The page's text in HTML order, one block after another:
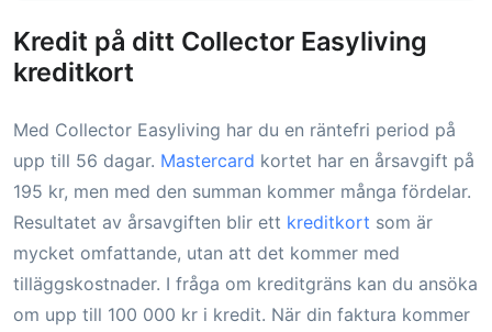
Kredit på ditt Collector Easyliving
kreditkort
Med Collector Easyliving har du en räntefri period på
upp till 56 dagar. Mastercard kortet har en årsavgift på
195 kr, men med den summan kommer många fördelar.
Resultatet av årsavgiften blir ett kreditkort som är
mycket omfattande, utan att det kommer med
tilläggskostnader. I fråga om kreditgräns kan du ansöka
om upp till 100 000 kr i kredit. När din faktura kommer